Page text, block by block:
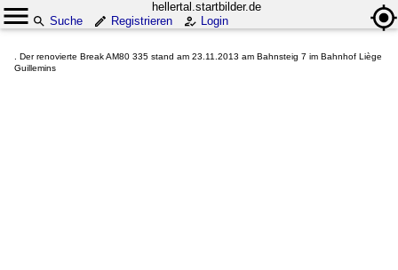
hellertal.startbilder.de
Suche
Registrieren Login
. Der renovierte Break AM80 335 stand am 23.11.2013 am Bahnsteig 7 im Bahnhof Liège
Guillemins